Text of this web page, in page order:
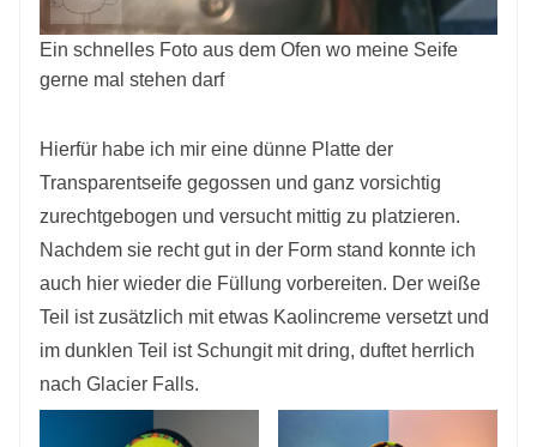
Ein schnelles Foto aus dem Ofen wo meine Seife
gerne mal stehen darf
Hierfür habe ich mir eine dünne Platte der
Transparentseife gegossen und ganz vorsichtig
zurechtgebogen und versucht mittig zu platzieren.
Nachdem sie recht gut in der Form stand konnte ich
auch hier wieder die Füllung vorbereiten. Der weiße
Teil ist zusätzlich mit etwas Kaolincreme versetzt und
im dunklen Teil ist Schungit mit dring, duftet herrlich
nach Glacier Falls.